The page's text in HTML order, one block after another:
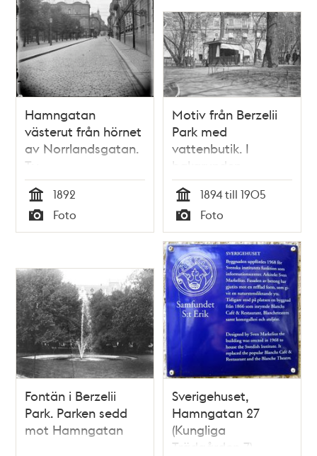
Hamngatan
västerut från hörnet
av Norrlandsgatan.
T.v.
Kungsträdgården
Tid
1892
Typ
Foto
Motiv från Berzelii
Park med
vattenbutik. I
bakgrunden
Hamngatan
Tid
1894 till 1905
Typ
Foto
Fontän i Berzelii
Park. Parken sedd
mot Hamngatan
Sverigehuset,
Hamngatan 27
(Kungliga
Trädgården 7)